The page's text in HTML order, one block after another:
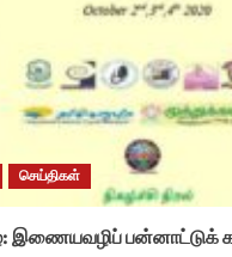
செய்திகள்
இணையவழிப் பன்னாட்டுக்